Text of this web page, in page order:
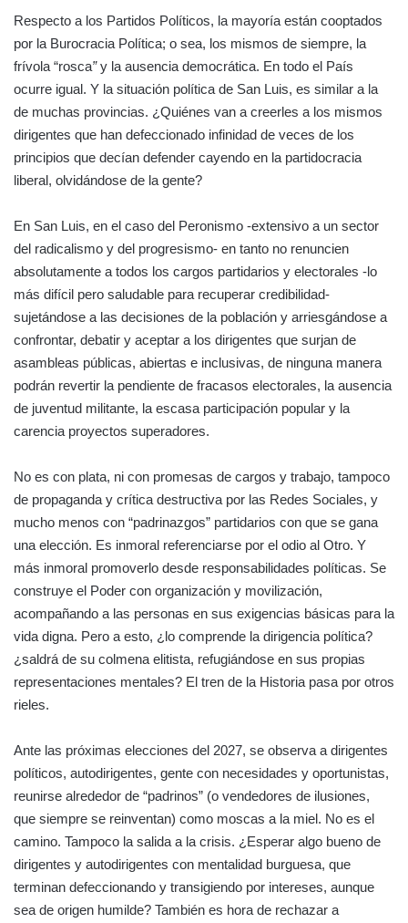
Respecto a los Partidos Políticos, la mayoría están cooptados
por la Burocracia Política; o sea, los mismos de siempre, la
frívola “rosca”y la ausencia democrática. En todo el País
ocurre igual. Y la situación política de San Luis, es similar a la
de muchas provincias. ¿Quiénes van a creerles a los mismos
dirigentes que han defeccionado infinidad de veces de los
principios que decían defender cayendo en la partidocracia
liberal, olvidándose de la gente?
En San Luis, en el caso del Peronismo -extensivo a un sector
del radicalismo y del progresismo- en tanto no renuncien
absolutamente a todos los cargos partidarios y electorales -lo
más difícil pero saludable para recuperar credibilidad-
sujetándose a las decisiones de la población y arriesgándose a
confrontar, debatir y aceptar a los dirigentes que surjan de
asambleas públicas, abiertas e inclusivas, de ninguna manera
podrán revertir la pendiente de fracasos electorales, la ausencia
de juventud militante, la escasa participación popular y la
carencia proyectos superadores.
No es con plata, ni con promesas de cargos y trabajo, tampoco
de propaganda y crítica destructiva por las Redes Sociales, y
mucho menos con “padrinazgos” partidarios con que se gana
una elección. Es inmoral referenciarse por el odio al Otro. Y
más inmoral promoverlo desde responsabilidades políticas. Se
construye el Poder con organización y movilización,
acompañando a las personas en sus exigencias básicas para la
vida digna. Pero a esto, ¿lo comprende la dirigencia política?
¿saldrá de su colmena elitista, refugiándose en sus propias
representaciones mentales? El tren de la Historia pasa por otros
rieles.
Ante las próximas elecciones del 2027, se observa a dirigentes
políticos, autodirigentes, gente con necesidades y oportunistas,
reunirse alrededor de “padrinos” (o vendedores de ilusiones,
que siempre se reinventan) como moscas a la miel. No es el
camino. Tampoco la salida a la crisis. ¿Esperar algo bueno de
dirigentes y autodirigentes con mentalidad burguesa, que
terminan defeccionando y transigiendo por intereses, aunque
sea de origen humilde? También es hora de rechazar a